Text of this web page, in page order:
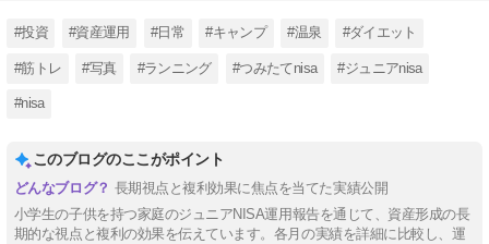
#投資 #資産運用 #日常 #キャンプ #温泉 #ダイエット
#筋トレ #写真 #ランニング #つみたてnisa #ジュニアnisa
#nisa
このブログのここがポイント
長期視点と複利効果に焦点を当てた実績公開
小学生の子供を持つ家庭のジュニアNISA運用報告を通じて、資産形成の長
期的な視点と複利の効果を伝えています。各月の実績を詳細に比較し、運